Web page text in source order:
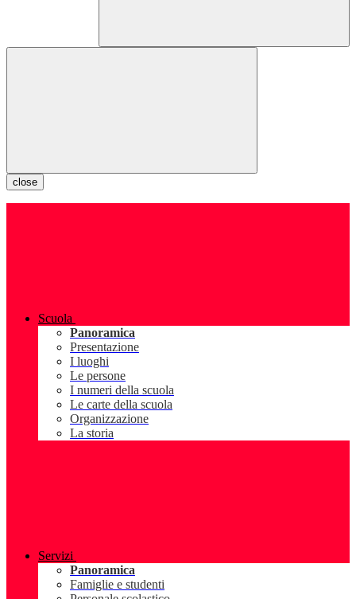
close
Scuola
Panoramica
Presentazione
I luoghi
Le persone
I numeri della scuola
Le carte della scuola
Organizzazione
La storia
Servizi
Panoramica
Famiglie e studenti